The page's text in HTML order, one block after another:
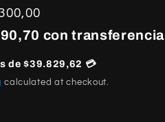
con transferencia
de $39.829,62 💳
calculated at checkout.